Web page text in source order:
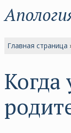
Главная страница
Когда